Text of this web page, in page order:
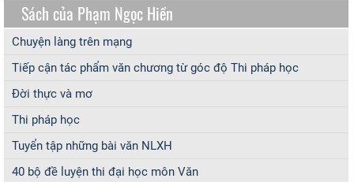
Sách của Phạm Ngọc Hiền
Chuyện làng trên mạng
Tiếp cận tác phẩm văn chương từ góc độ Thi pháp học
Đời thực và mơ
Thi pháp học
Tuyển tập những bài văn NLXH
40 bộ đề luyện thi đại học môn Văn